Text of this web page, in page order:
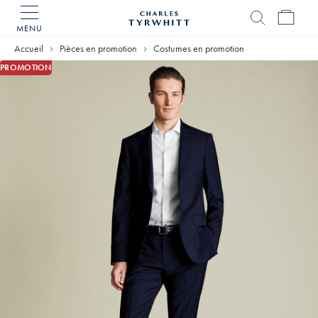
MENU
Tyrwhitt
Accueil Pièces en promotion Costumes en promotion
PROMOTION